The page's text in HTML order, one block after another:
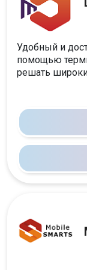
Удобный и
помощью
решать